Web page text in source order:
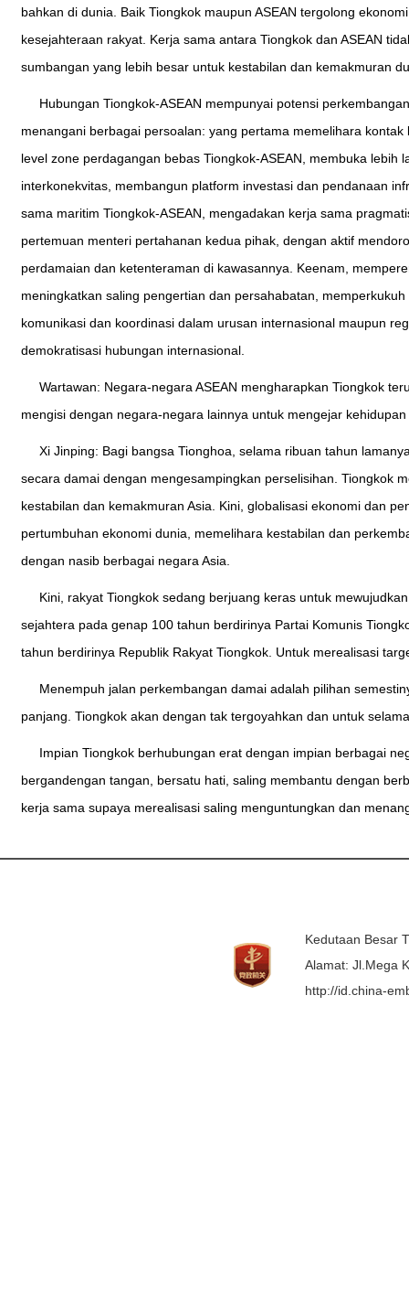
bahkan di dunia. Baik Tiongkok maupun ASEAN tergolong
kesejahteraan rakyat. Kerja sama antara Tiongkok dan ASEAN
sumbangan yang lebih besar untuk kestabilan dan kemakmuran
Hubungan Tiongkok-ASEAN mempunyai potensi
menangani berbagai persoalan: yang pertama memelihara
level zone perdagangan bebas Tiongkok-ASEAN, membuka
interkonekvitas, membangun platform investasi dan pendanaan
sama maritim Tiongkok-ASEAN, mengadakan kerja sama
pertemuan menteri pertahanan kedua pihak, dengan aktif
perdamaian dan ketenteraman di kawasannya. Keenam,
meningkatkan saling pengertian dan persahabatan,
komunikasi dan koordinasi dalam urusan internasional maupun
demokratisasi hubungan internasional.
Wartawan: Negara-negara ASEAN mengharapkan Tiongkok
mengisi dengan negara-negara lainnya untuk mengejar
Xi Jinping: Bagi bangsa Tionghoa, selama ribuan tahun
secara damai dengan mengesampingkan perselisihan. Tiongkok
kestabilan dan kemakmuran Asia. Kini, globalisasi ekonomi dan
pertumbuhan ekonomi dunia, memelihara kestabilan dan
dengan nasib berbagai negara Asia.
Kini, rakyat Tiongkok sedang berjuang keras untuk
sejahtera pada genap 100 tahun berdirinya Partai Komunis
tahun berdirinya Republik Rakyat Tiongkok. Untuk merealisasi
Menempuh jalan perkembangan damai adalah pilihan
panjang. Tiongkok akan dengan tak tergoyahkan dan untuk
Impian Tiongkok berhubungan erat dengan impian berbagai
bergandengan tangan, bersatu hati, saling membantu dengan
kerja sama supaya merealisasi saling menguntungkan dan
Kedutaan Besar
Alamat: Jl.Mega
http://id.china-